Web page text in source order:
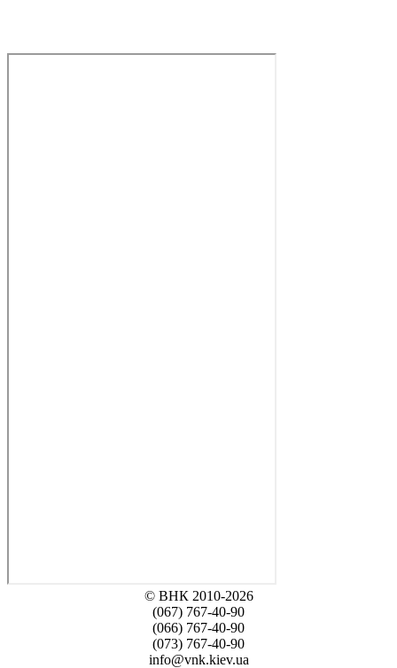
© ВНК 2010-2026
(067) 767-40-90
(066) 767-40-90
(073) 767-40-90
info@vnk.kiev.ua